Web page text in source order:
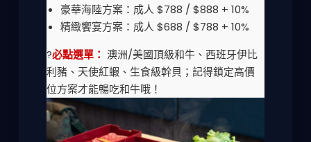
豪華海陸方案：成人 $788 / $888 + 10%
精緻饗宴方案：成人 $688 / $788 + 10%
?必點選單： 澳洲/美國頂級和牛、西班牙伊比
利豬、天使紅蝦、生食級幹貝；記得鎖定高價
位方案才能暢吃和牛哦！